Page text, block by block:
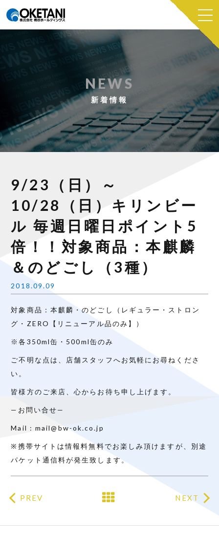
NEWS
新着情報
9/23（日）～
10/28（日）キリンビー
ル 毎週日曜日ポイント5
倍！！対象商品：本麒麟
＆のどごし（3種）
2018.09.09
対象商品：本麒麟・のどごし（レギュラー・ストロン
グ・ ZERO【リニューアル品のみ】 ）
※各350ml缶・500ml缶のみ
ご不明な点は、店舗スタッフへお気軽にお尋ねくださ
い。
皆様方のご来店、心からお待ち申し上げます。
— お問い合せ—
Mail : mail@bw-ok.co.jp
※ 携帯サイトは情報料無料でお楽しみ頂けますが、別途
パケット通信料が発生致します。
PREV NEXT